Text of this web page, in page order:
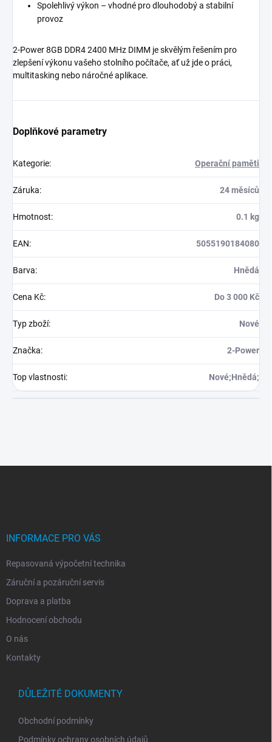
Spolehlivý výkon – vhodné pro dlouhodobý a stabilní
provoz
2-Power 8GB DDR4 2400 MHz DIMM je skvělým řešením pro
zlepšení výkonu vašeho stolního počítače, ať už jde o práci,
multitasking nebo náročné aplikace.
Doplňkové parametry
Kategorie: Operační paměti
Záruka: 24 měsíců
Hmotnost: 0.1 kg
EAN: 5055190184080
Barva: Hnědá
Cena Kč: Do 3 000 Kč
Typ zboží: Nové
Značka: 2-Power
Top vlastnosti: Nové;Hnědá;
INFORMACE PRO VÁS
Repasovaná výpočetní technika
Záruční a pozáruční servis
Doprava a platba
Hodnocení obchodu
O nás
Kontakty
DŮLEŽITÉ DOKUMENTY
Obchodní podmínky
Podmínky ochrany osobních údajů